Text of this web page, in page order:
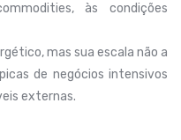
às condições
mas sua escala não a
de negócios intensivos
externas.